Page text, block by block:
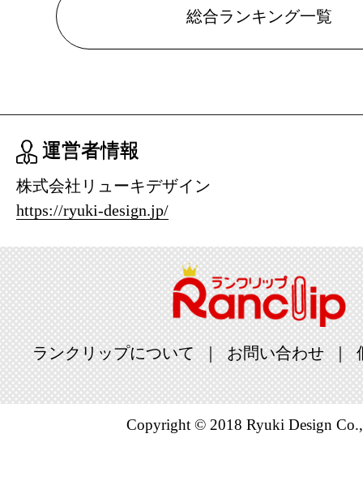
総合ランキング一覧
運営者情報
株式会社リューキデザイン
https://ryuki-design.jp/
ランクリップについて お問い合わせ
Copyright © 2018 Ryuki Design